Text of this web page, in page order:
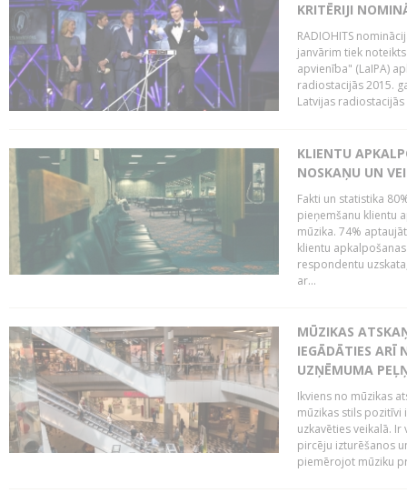
KRITĒRIJI
RADIOHITS
janvārim tiek
apvienība" (LaIPA)
radiostacijās 2015.
Latvijas
KLIENTU
NOSKAŅU UN
Fakti un statistika
pieņemšanu klientu
mūzika. 74%
klientu
respondentu
ar...
MŪZIKAS
IEGĀDĀTIES ARĪ
UZŅĒMUMA
Ikviens no mūzikas
mūzikas stils pozitīvi
uzkavēties veikalā.
pircēju izturēšanos
piemērojot mūziku